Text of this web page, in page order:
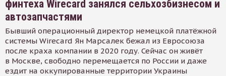
финтеха Wirecard занялся сельхозбизнесом и
автозапчастями
Бывший операционный директор немецкой платёжной
системы Wirecard Ян Марсалек бежал из Евросоюза
после краха компании в 2020 году. Сейчас он живёт
в Москве, свободно перемещается по России и даже
ездит на оккупированные территории Украины